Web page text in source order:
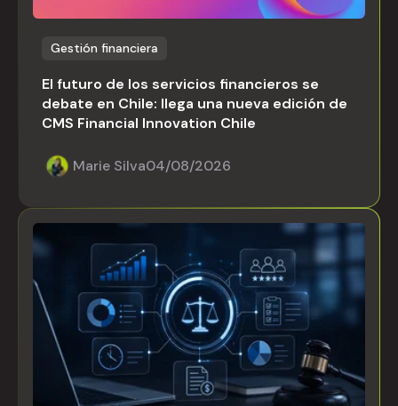
Gestión financiera
El futuro de los servicios financieros se
debate en Chile: llega una nueva edición de
CMS Financial Innovation Chile
Marie Silva04/08/2026